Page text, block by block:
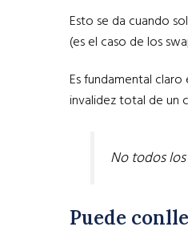
Esto se da cuando
(es el caso de los
Es fundamental
invalidez total de un
No todos
Puede